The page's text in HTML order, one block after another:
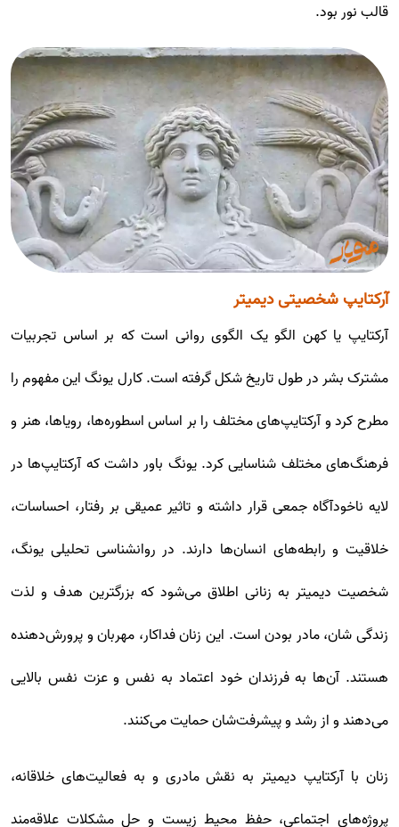
قالب نور بود.
آرکتایپ شخصیتی دیمیتر
آرکتایپ یا کهن الگو یک الگوی روانی است که بر اساس تجربیات
مشترک بشر در طول تاریخ شکل گرفته است. کارل یونگ این مفهوم را
مطرح کرد و آرکتایپ‌های مختلف را بر اساس اسطوره‌ها، رویاها، هنر و
فرهنگ‌های مختلف شناسایی کرد. یونگ باور داشت که آرکتایپ‌ها در
لایه ناخودآگاه جمعی قرار داشته و تاثیر عمیقی بر رفتار، احساسات،
خلاقیت و رابطه‌های انسان‌ها دارند. در روانشناسی تحلیلی یونگ،
شخصیت دیمیتر به زنانی اطلاق می‌شود که بزرگترین هدف و لذت
زندگی شان، مادر بودن است. این زنان فداکار، مهربان و پرورش‌دهنده
هستند. آن‌ها به فرزندان خود اعتماد به نفس و عزت نفس بالایی
می‌دهند و از رشد و پیشرفت‌شان حمایت می‌کنند.
زنان با آرکتایپ دیمیتر به نقش مادری و به فعالیت‌های خلاقانه،
پروژه‌های اجتماعی، حفظ محیط زیست و حل مشکلات علاقه‌مند